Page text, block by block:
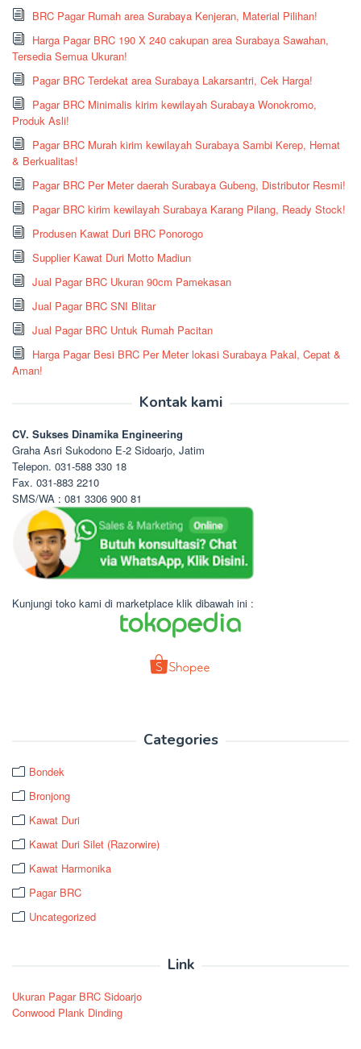
BRC Pagar Rumah area Surabaya Kenjeran, Material Pilihan!
Harga Pagar BRC 190 X 240 cakupan area Surabaya Sawahan,
Tersedia Semua Ukuran!
Pagar BRC Terdekat area Surabaya Lakarsantri, Cek Harga!
Pagar BRC Minimalis kirim kewilayah Surabaya Wonokromo,
Produk Asli!
Pagar BRC Murah kirim kewilayah Surabaya Sambi Kerep, Hemat
& Berkualitas!
Pagar BRC Per Meter daerah Surabaya Gubeng, Distributor Resmi!
Pagar BRC kirim kewilayah Surabaya Karang Pilang, Ready Stock!
Produsen Kawat Duri BRC Ponorogo
Supplier Kawat Duri Motto Madiun
Jual Pagar BRC Ukuran 90cm Pamekasan
Jual Pagar BRC SNI Blitar
Jual Pagar BRC Untuk Rumah Pacitan
Harga Pagar Besi BRC Per Meter lokasi Surabaya Pakal, Cepat &
Aman!
Kontak kami
CV. Sukses Dinamika Engineering
Graha Asri Sukodono E-2 Sidoarjo, Jatim
Telepon. 031-588 330 18
Fax. 031-883 2210
SMS/WA : 081 3306 900 81
Kunjungi toko kami di marketplace klik dibawah ini :
Categories
Bondek
Bronjong
Kawat Duri
Kawat Duri Silet (Razorwire)
Kawat Harmonika
Pagar BRC
Uncategorized
Link
Ukuran Pagar BRC Sidoarjo
Conwood Plank Dinding